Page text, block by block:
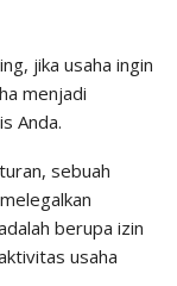
jika usaha ingin
menjadi
Anda.
sebuah
berupa izin
usaha